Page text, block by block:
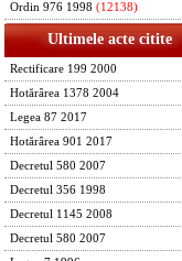
Ordin 976 1998 (12138)
Ultimele acte citite
Rectificare 199 2000
Hotărârea 1378 2004
Legea 87 2017
Hotărârea 901 2017
Decretul 580 2007
Decretul 356 1998
Decretul 1145 2008
Decretul 580 2007